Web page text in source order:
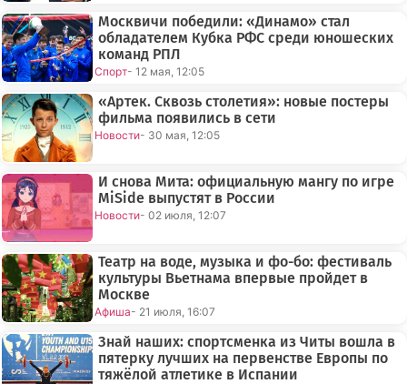
Москвичи победили: «Динамо» стал
обладателем Кубка РФС среди юношеских
команд РПЛ
Спорт- 12 мая, 12:05
«Артек. Сквозь столетия»: новые постеры
фильма появились в сети
Новости- 30 мая, 12:05
И снова Мита: официальную мангу по игре
MiSide выпустят в России
Новости- 02 июля, 12:07
Театр на воде, музыка и фо-бо: фестиваль
культуры Вьетнама впервые пройдет в
Москве
Афиша- 21 июля, 16:07
Знай наших: спортсменка из Читы вошла в
пятерку лучших на первенстве Европы по
тяжёлой атлетике в Испании